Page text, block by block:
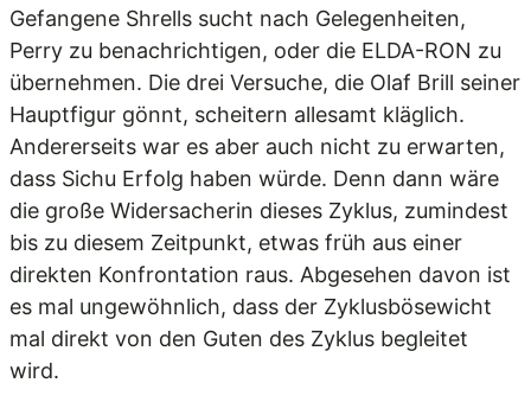
Gefangene Shrells sucht nach Gelegenheiten,
Perry zu benachrichtigen, oder die ELDA-RON zu
übernehmen. Die drei Versuche, die Olaf Brill seiner
Hauptfigur gönnt, scheitern allesamt kläglich.
Andererseits war es aber auch nicht zu erwarten,
dass Sichu Erfolg haben würde. Denn dann wäre
die große Widersacherin dieses Zyklus, zumindest
bis zu diesem Zeitpunkt, etwas früh aus einer
direkten Konfrontation raus. Abgesehen davon ist
es mal ungewöhnlich, dass der Zyklusbösewicht
mal direkt von den Guten des Zyklus begleitet
wird.